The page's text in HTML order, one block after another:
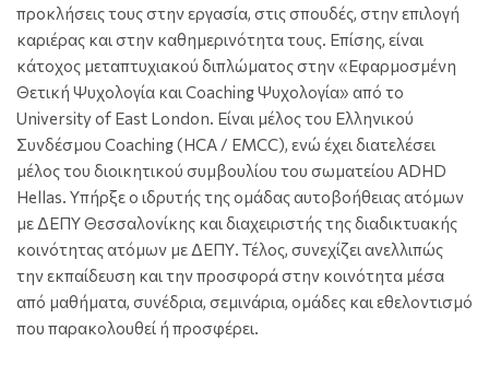
προκλήσεις τους στην εργασία, στις σπουδές, στην επιλογή
καριέρας και στην καθημερινότητα τους. Επίσης, είναι
κάτοχος μεταπτυχιακού διπλώματος στην «Εφαρμοσμένη
Θετική Ψυχολογία και Coaching Ψυχολογία» από το
University of East London. Είναι μέλος του Ελληνικού
Συνδέσμου Coaching (HCA / EMCC), ενώ έχει διατελέσει
μέλος του διοικητικού συμβουλίου του σωματείου ADHD
Hellas. Υπήρξε ο ιδρυτής της ομάδας αυτοβοήθειας ατόμων
με ΔΕΠΥ Θεσσαλονίκης και διαχειριστής της διαδικτυακής
κοινότητας ατόμων με ΔΕΠΥ. Τέλος, συνεχίζει ανελλιπώς
την εκπαίδευση και την προσφορά στην κοινότητα μέσα
από μαθήματα, συνέδρια, σεμινάρια, ομάδες και εθελοντισμό
που παρακολουθεί ή προσφέρει.